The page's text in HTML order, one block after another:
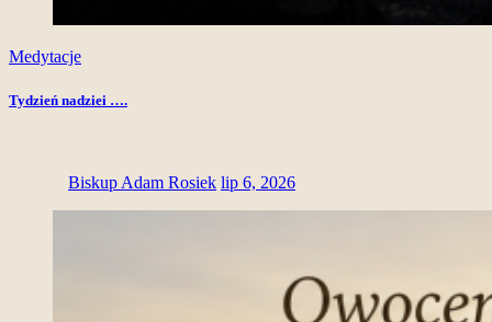
Medytacje
Tydzień nadziei ….
Biskup Adam Rosiek lip 6, 2026